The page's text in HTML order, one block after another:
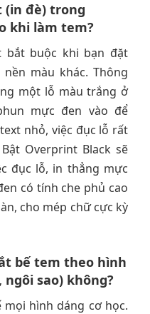
(in đè) trong
khi làm tem?
bắt buộc khi bạn đặt
màu khác. Thông
một lỗ màu trắng ở
mực đen vào để
nhỏ, việc đục lỗ rất
Overprint Black sẽ
đục lỗ, in thẳng mực
có tính che phủ cao
cho mép chữ cực kỳ
bế tem theo hình
sao) không?
hình dáng cơ học.